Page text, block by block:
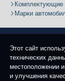
Комплектующие
Марки
Этот сайт
технических
местоположении
и улучшения